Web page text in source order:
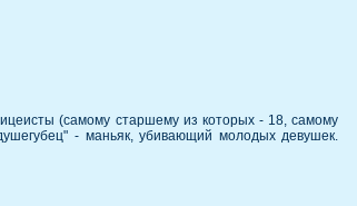
(cамому старшему из которых - 18, самому
- маньяк, убивающий молодых девушек.